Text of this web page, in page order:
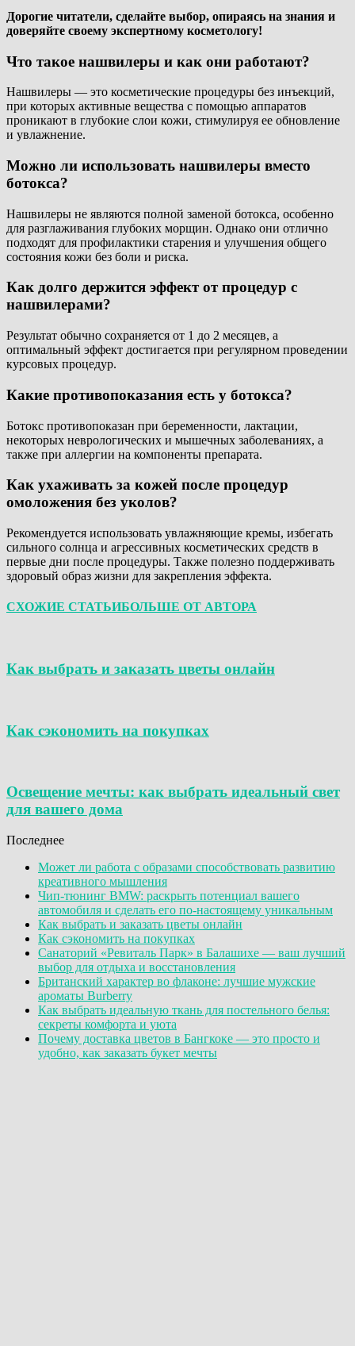
Дорогие читатели, сделайте выбор, опираясь на знания и
доверяйте своему экспертному косметологу!
Что такое нашвилеры и как они работают?
Нашвилеры — это косметические процедуры без инъекций,
при которых активные вещества с помощью аппаратов
проникают в глубокие слои кожи, стимулируя ее обновление
и увлажнение.
Можно ли использовать нашвилеры вместо
ботокса?
Нашвилеры не являются полной заменой ботокса, особенно
для разглаживания глубоких морщин. Однако они отлично
подходят для профилактики старения и улучшения общего
состояния кожи без боли и риска.
Как долго держится эффект от процедур с
нашвилерами?
Результат обычно сохраняется от 1 до 2 месяцев, а
оптимальный эффект достигается при регулярном проведении
курсовых процедур.
Какие противопоказания есть у ботокса?
Ботокс противопоказан при беременности, лактации,
некоторых неврологических и мышечных заболеваниях, а
также при аллергии на компоненты препарата.
Как ухаживать за кожей после процедур
омоложения без уколов?
Рекомендуется использовать увлажняющие кремы, избегать
сильного солнца и агрессивных косметических средств в
первые дни после процедуры. Также полезно поддерживать
здоровый образ жизни для закрепления эффекта.
СХОЖИЕ СТАТЬИБОЛЬШЕ ОТ АВТОРА
Как выбрать и заказать цветы онлайн
Как сэкономить на покупках
Освещение мечты: как выбрать идеальный свет
для вашего дома
Последнее
Может ли работа с образами способствовать развитию
креативного мышления
Чип-тюнинг BMW: раскрыть потенциал вашего
автомобиля и сделать его по-настоящему уникальным
Как выбрать и заказать цветы онлайн
Как сэкономить на покупках
Санаторий «Ревиталь Парк» в Балашихе — ваш лучший
выбор для отдыха и восстановления
Британский характер во флаконе: лучшие мужские
ароматы Burberry
Как выбрать идеальную ткань для постельного белья:
секреты комфорта и уюта
Почему доставка цветов в Бангкоке — это просто и
удобно, как заказать букет мечты